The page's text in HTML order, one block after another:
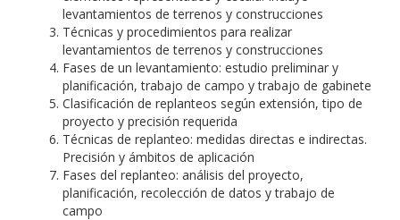
levantamientos de terrenos y construcciones
Técnicas y procedimientos para realizar
levantamientos de terrenos y construcciones
Fases de un levantamiento: estudio preliminar y
planificación, trabajo de campo y trabajo de gabinete
Clasificación de replanteos según extensión, tipo de
proyecto y precisión requerida
Técnicas de replanteo: medidas directas e indirectas.
Precisión y ámbitos de aplicación
Fases del replanteo: análisis del proyecto,
planificación, recolección de datos y trabajo de
campo